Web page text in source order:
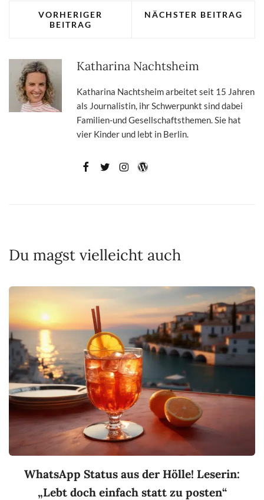
VORHERIGER
BEITRAG
NÄCHSTER BEITRAG
Katharina Nachtsheim
Katharina Nachtsheim arbeitet seit 15 Jahren
als Journalistin, ihr Schwerpunkt sind dabei
Familien-und Gesellschaftsthemen. Sie hat
vier Kinder und lebt in Berlin.
Du magst vielleicht auch
WhatsApp Status aus der Hölle! Leserin:
„Lebt doch einfach statt zu posten“